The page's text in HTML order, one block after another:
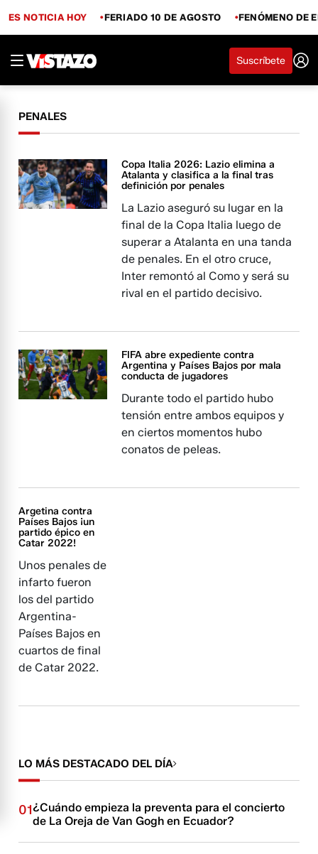
ES NOTICIA HOY FERIADO 10 DE AGOSTO FENÓMENO DE
Suscríbete
PENALES
Copa Italia 2026: Lazio elimina a
Atalanta y clasifica a la final tras
definición por penales
La Lazio aseguró su lugar en la
final de la Copa Italia luego de
superar a Atalanta en una tanda
de penales. En el otro cruce,
Inter remontó al Como y será su
rival en el partido decisivo.
FIFA abre expediente contra
Argentina y Países Bajos por mala
conducta de jugadores
Durante todo el partido hubo
tensión entre ambos equipos y
en ciertos momentos hubo
conatos de peleas.
Argetina contra
Países Bajos ¡un
partido épico en
Catar 2022!
Unos penales de
infarto fueron
los del partido
Argentina-
Países Bajos en
cuartos de final
de Catar 2022.
LO MÁS DESTACADO DEL DÍA
01¿Cuándo empieza la preventa para el concierto
de La Oreja de Van Gogh en Ecuador?